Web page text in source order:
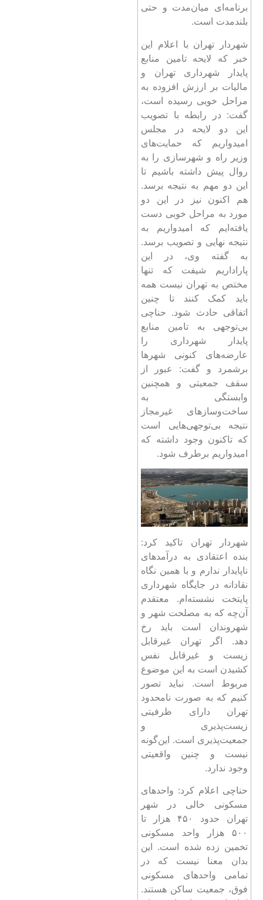
برنامه‌ای میان‌مدت و حتی
بلندمدت است.
شهردار تهران با اعلام این
خبر که لایحه تامین منابع
پایدار شهرداری تهران و
مالیات بر ارزش افزوده به
مراحل خوبی رسیده است،
گفت: در رابطه با تصویب
این دو لایحه در مجلس
امیدواریم که حمایت‌های
وزیر راه و شهرسازی را به
روال پیش داشته باشیم تا
این دو مهم به نتیجه برسد.
هم اکنون نیز در این دو
مورد به مراحل خوبی دست
یافته‌ایم که امیدواریم به
نتیجه نهایی و تصویب برسد.
به گفته وی، در این
پاراداریم شیفت که تنها
مختص به تهران نیست همه
باید کمک کنند تا چنین
اتفاقی حادث شود. حناچی
بی‌توجهی به تامین منابع
پایدار شهرداری را
عارضه‌های کنونی شهرها
برشمرد و گفت: عبور از
سقف جمعیتی و همچنین
وابستگی به
ساخت‌وسازهای غیرمجاز
نتیجه بی‌توجهی‌هایی است
که تاکنون وجود داشته که
امیدواریم برطرف شود.
شهردار تهران تاکید کرد:
بنده اعتقادی به درآمدهای
ناپایدار ندارم و با همین نگاه
نقادانه در جایگاه شهرداری
پایتخت نشسته‌ام. معتقدم
آن‌چه که به مصلحت شهر و
شهروندان است باید رخ
دهد. اگر تهران غیرقابل
زیست و غیرقابل نفس
کشیدن است به این موضوع
مربوط است. نباید تصور
کنیم که به صورت نامحدود
تهران دارای ظرفیتی
زیست‌پذیری و
جمعیت‌پذیری است. این‌گونه
نیست و چنین واقعیتی
وجود ندارد.
حناچی اعلام کرد: واحدهای
مسکونی خالی در شهر
تهران حدود ۴۵۰ هزار تا
۵۰۰ هزار واحد مسکونی
تخمین زده شده است. این
بدان معنا نیست که در
تمامی واحدهای مسکونی
فوق، جمعیت ساکن هستند.